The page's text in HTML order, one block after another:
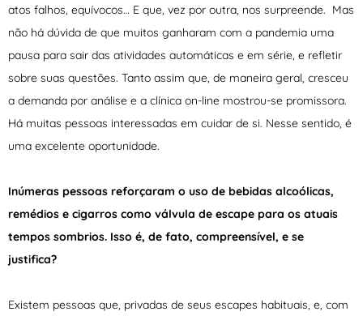
atos falhos, equívocos… E que, vez por outra, nos surpreende. Mas
não há dúvida de que muitos ganharam com a pandemia uma
pausa para sair das atividades automáticas e em série, e refletir
sobre suas questões. Tanto assim que, de maneira geral, cresceu
a demanda por análise e a clínica on-line mostrou-se promissora.
Há muitas pessoas interessadas em cuidar de si. Nesse sentido, é
uma excelente oportunidade.
Inúmeras pessoas reforçaram o uso de bebidas alcoólicas,
remédios e cigarros como válvula de escape para os atuais
tempos sombrios. Isso é, de fato, compreensível, e se
justifica?
Existem pessoas que, privadas de seus escapes habituais, e, com